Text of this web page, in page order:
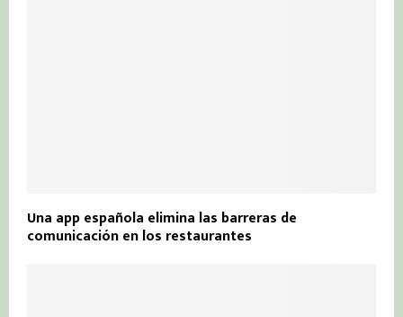
Una app española elimina las barreras de
comunicación en los restaurantes